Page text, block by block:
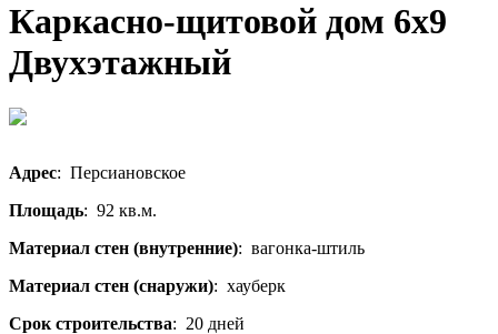
Каркасно-щитовой дом 6х9
Двухэтажный
Адрес: Персиановское
Площадь: 92 кв.м.
Материал стен (внутренние): вагонка-штиль
Материал стен (снаружи): хауберк
Срок строительства: 20 дней